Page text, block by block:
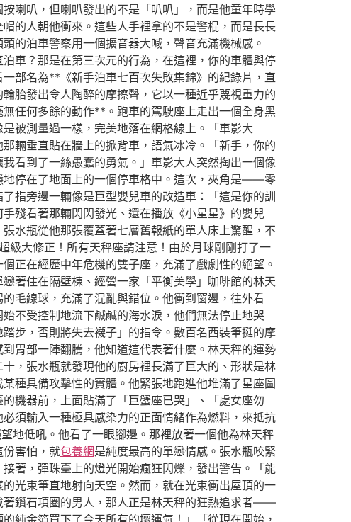
喇叭，但喇叭發出的不是「叭叭」，而是他童年時學
的人朝他衝來。這些人手裡拿的不是警棍，而是長長
的泊車警察用一個擴音器大喊，聲音充滿機械感。
車？那是在第三次元的行為，在這裡，你的車體與停
部名為**《新手泊車七百次失敗集錦》的紀錄片，直
胎發出令人陶醉的摩擦聲，它以一種近乎蔑視重力的
任何多餘的動作**。跑車的駕駛座上走出一個全身黑
被測量過一樣，完美地落在網格線上。「車影大
輛垂直貼在牆上的掀背車，語氣冰冷。「新手，你的
看到了一絲愚蠢的勇氣。」車影大人突然掏出一個像
地停在了地面上的一個停車格中。這次，夾角是——零
指旁邊一輛像是巨型嬰兒車的改造車：「這是你的訓
殘看著那輛閃閃發光、還在播放《小星星》的嬰兒
水瓶從他那張覆蓋著七層舊報紙的單人床上驚醒，不
級大修正！所有天秤座請注意！由於月球剛剛打了一
正在經歷中年危機的雙子座，充滿了戲劇性的絕望。
著住在隔壁棟、經營一家「平衡美學」咖啡館的林天
毛線球，充滿了混亂與錯位。他衝到窗邊，往外看
不受控制地流下鹹鹹的海水淚，他們無法停止地哭
步，否則將失去襪子」的指令。數百名西裝筆挺的摩
胃部一陣翻騰，他知道這代表著什麼。林天秤的運勢
，張水瓶就發現他的廚房裡長滿了巨大的、形狀是林
種具備攻擊性的實體。他緊張地跑進他堆滿了星座圖
機器前，上面貼滿了「巨蟹座已哭」、「處女座勿
須輸入一種極具感染力的正面情緒作為燃料，來抵抗
地低吼。他看了一眼腳邊。那裡放著一個他為林天秤
份害怕，就包養網是純度最高的單戀情感。張水瓶咬緊
著，彈珠臺上的燈光開始瘋狂閃爍，發出警告。「能
光束筆直地射向天空。然而，就在光束衝出屋頂的一
著鑽石項圈的男人，那人正是林天秤的狂熱追求者——
純金箔買下了今天所有的壞運氣！」「從現在開始，